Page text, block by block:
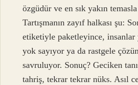
özgüdür ve en sık yakın temasla
Tartışmanın zayıf halkası şu:
etiketiyle paketleyince, insanlar
yok sayıyor ya da rastgele
savruluyor. Sonuç? Geciken
tahriş, tekrar tekrar nüks. Asıl